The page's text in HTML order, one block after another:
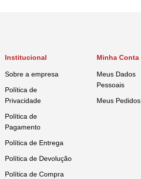
Institucional
Sobre a empresa
Política de
Privacidade
Política de
Pagamento
Política de Entrega
Política de Devolução
Política de Compra
Minha Conta
Meus Dados
Pessoais
Meus Pedidos